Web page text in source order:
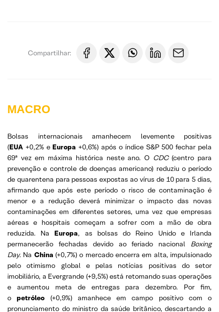
Compartilhar:
MACRO
Bolsas internacionais amanhecem levemente positivas
(EUA +0,2% e Europa +0,6%) após o índice S&P 500 fechar pela
69ª vez em máxima histórica neste ano. O CDC(centro para
prevenção e controle de doenças americano) reduziu o período
de quarentena para pessoas expostas ao vírus de 10 para 5 dias,
afirmando que após este período o risco de contaminação é
menor e a redução deverá minimizar o impacto das novas
contaminações em diferentes setores, uma vez que empresas
aéreas e hospitais começam a sofrer com a mão de obra
reduzida. Na Europa, as bolsas do Reino Unido e Irlanda
permanecerão fechadas devido ao feriado nacional Boxing
Day. Na China(+0,7%) o mercado encerra em alta, impulsionado
pelo otimismo global e pelas notícias positivas do setor
imobiliário, a Evergrande (+9,5%) está retomando suas operações
e aumentou meta de entregas para dezembro. Por fim,
opetróleo (+0,9%) amanhece em campo positivo com o
pronunciamento do ministro da saúde britânico, descartando a